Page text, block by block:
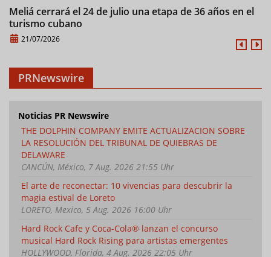
Meliá cerrará el 24 de julio una etapa de 36 años en el
turismo cubano
21/07/2026
PRNewswire
Noticias PR Newswire
THE DOLPHIN COMPANY EMITE ACTUALIZACION SOBRE
LA RESOLUCIÓN DEL TRIBUNAL DE QUIEBRAS DE
DELAWARE
CANCÚN, México, 7 Aug. 2026 21:55 Uhr
El arte de reconectar: 10 vivencias para descubrir la
magia estival de Loreto
LORETO, Mexico, 5 Aug. 2026 16:00 Uhr
Hard Rock Cafe y Coca-Cola® lanzan el concurso
musical Hard Rock Rising para artistas emergentes
HOLLYWOOD, Florida, 4 Aug. 2026 22:05 Uhr